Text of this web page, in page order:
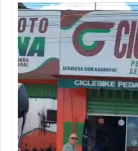
Tocador
de
vídeo